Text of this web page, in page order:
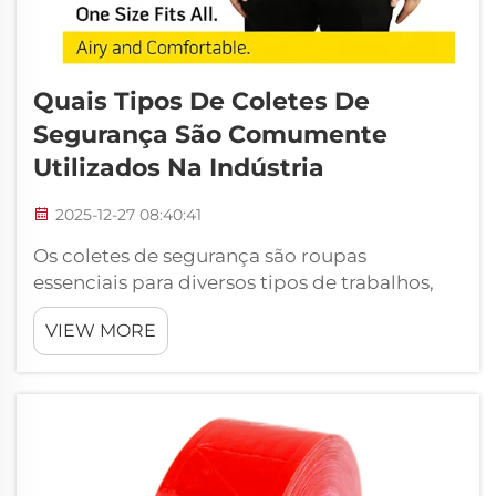
Quais Tipos De Coletes De
Segurança São Comumente
Utilizados Na Indústria
2025-12-27 08:40:41
Os coletes de segurança são roupas
essenciais para diversos tipos de trabalhos,
garantindo a segurança dos funcionários. Eles
são populares entre as pessoas que precisam
ser vistas em áreas movimentadas, como
de segurança estão disponíveis em diferentes
tipos, cada um com uma função específica...
VIEW MORE